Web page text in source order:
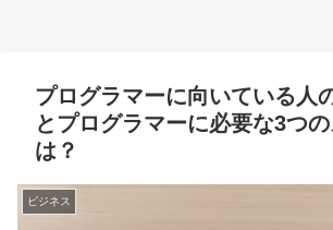
プログラマーに向いている人
とプログラマーに必要な3つ
は？
ビジネス